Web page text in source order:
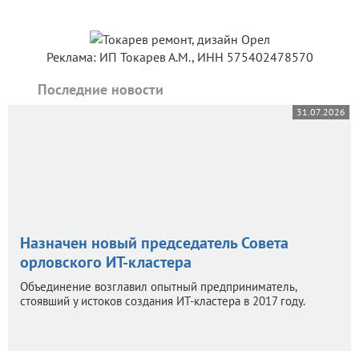
Реклама: ИП Токарев А.М., ИНН 575402478570
Последние новости
31.07.2026
Назначен новый председатель Совета
орловского ИТ-кластера
Объединение возглавил опытный предприниматель,
стоявший у истоков создания ИТ-кластера в 2017 году.